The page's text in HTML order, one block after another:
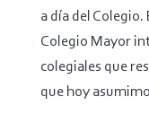
a día del
Colegio Mayor
colegiales que
que hoy